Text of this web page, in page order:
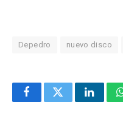
Depedro nuevo disco
FacebookTwitter